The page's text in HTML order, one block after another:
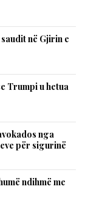
në Gjirin e
Trumpi u hetua
nga
për sigurinë
ndihmë me